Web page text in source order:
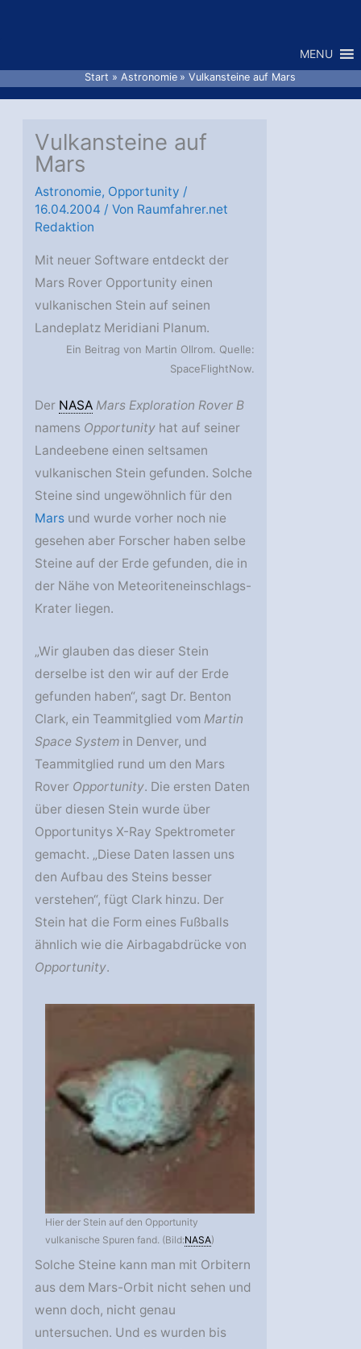
MENU
Start Astronomie Vulkansteine auf Mars
Vulkansteine auf
Mars
Astronomie, Opportunity /
16.04.2004 / Von Raumfahrer.net
Redaktion
Mit neuer Software entdeckt der
Mars Rover Opportunity einen
vulkanischen Stein auf seinen
Landeplatz Meridiani Planum.
Ein Beitrag von Martin Ollrom. Quelle:
SpaceFlightNow.
Der NASA Mars Exploration Rover B
namens Opportunity hat auf seiner
Landeebene einen seltsamen
vulkanischen Stein gefunden. Solche
Steine sind ungewöhnlich für den
Mars und wurde vorher noch nie
gesehen aber Forscher haben selbe
Steine auf der Erde gefunden, die in
der Nähe von Meteoriteneinschlags-
Krater liegen.
„Wir glauben das dieser Stein
derselbe ist den wir auf der Erde
gefunden haben“, sagt Dr. Benton
Clark, ein Teammitglied vomMartin
Space System in Denver, und
Teammitglied rund um den Mars
Rover Opportunity. Die ersten Daten
über diesen Stein wurde über
Opportunitys X-Ray Spektrometer
gemacht. „Diese Daten lassen uns
den Aufbau des Steins besser
verstehen“, fügt Clark hinzu. Der
Stein hat die Form eines Fußballs
ähnlich wie die Airbagabdrücke von
Opportunity.
Hier der Stein auf den Opportunity
vulkanische Spuren fand. (Bild:NASA)
Solche Steine kann man mit Orbitern
aus dem Mars-Orbit nicht sehen und
wenn doch, nicht genau
untersuchen. Und es wurden bis